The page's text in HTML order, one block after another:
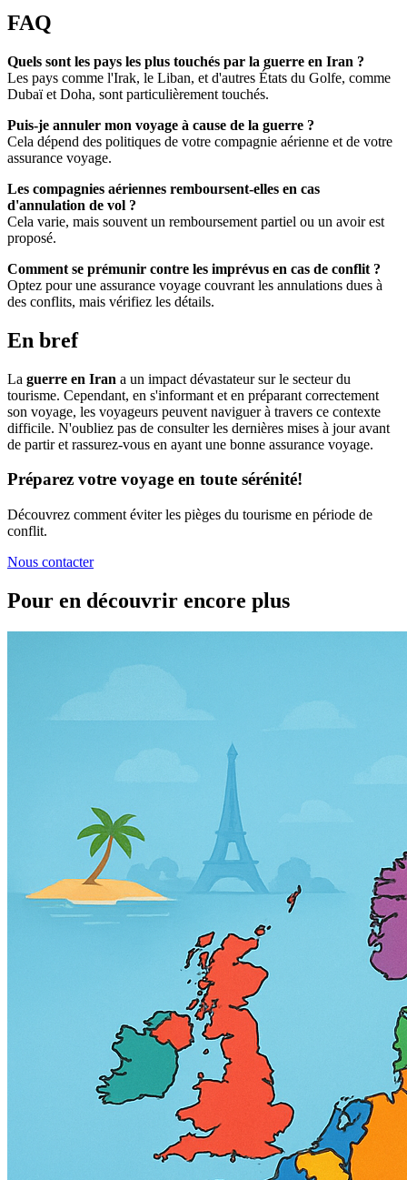
FAQ
Quels sont les pays les plus touchés par la guerre en Iran ?
Les pays comme l'Irak, le Liban, et d'autres États du Golfe, comme
Dubaï et Doha, sont particulièrement touchés.
Puis-je annuler mon voyage à cause de la guerre ?
Cela dépend des politiques de votre compagnie aérienne et de votre
assurance voyage.
Les compagnies aériennes remboursent-elles en cas
d'annulation de vol ?
Cela varie, mais souvent un remboursement partiel ou un avoir est
proposé.
Comment se prémunir contre les imprévus en cas de conflit ?
Optez pour une assurance voyage couvrant les annulations dues à
des conflits, mais vérifiez les détails.
En bref
La guerre en Iran a un impact dévastateur sur le secteur du
tourisme. Cependant, en s'informant et en préparant correctement
son voyage, les voyageurs peuvent naviguer à travers ce contexte
difficile. N'oubliez pas de consulter les dernières mises à jour avant
de partir et rassurez-vous en ayant une bonne assurance voyage.
Préparez votre voyage en toute sérénité!
Découvrez comment éviter les pièges du tourisme en période de
conflit.
Nous contacter
Pour en découvrir encore plus